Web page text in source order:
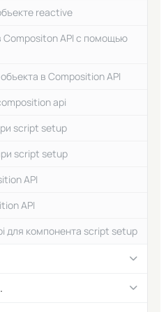
Vue.js.
CSS
Javascript методов в
компоненту script setup
reactive
API с помощью
в Composition API
api
script setup
script setup
API
API
для компонента script setup
Vue компонентах